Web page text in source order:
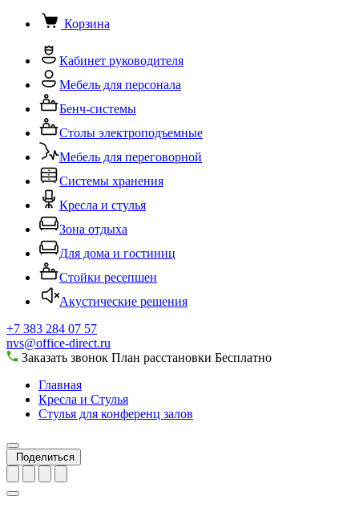
Корзина
Кабинет руководителя
Мебель для персонала
Бенч-системы
Столы электроподъемные
Мебель для переговорной
Системы хранения
Кресла и стулья
Зона отдыха
Для дома и гостиниц
Стойки ресепшен
Акустические решения
+7 383 284 07 57
nvs@office-direct.ru
Заказать звонок План расстановки Бесплатно
Главная
Кресла и Стулья
Стулья для конференц залов
Поделиться